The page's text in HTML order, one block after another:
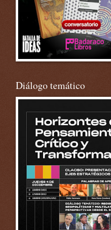
Diálogo temático